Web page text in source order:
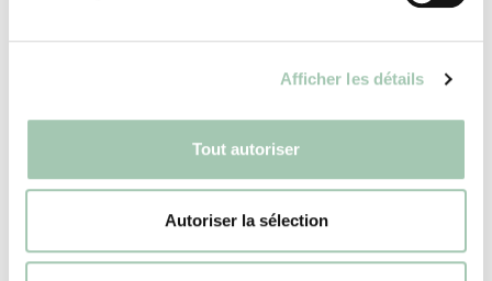
Afficher les détails
Tout autoriser
Autoriser la sélection
Aménager un dressing ouvert
Aménager une armoire dressing
personnalisée